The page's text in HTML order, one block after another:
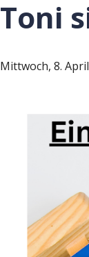
Toni
Mittwoch, 8.